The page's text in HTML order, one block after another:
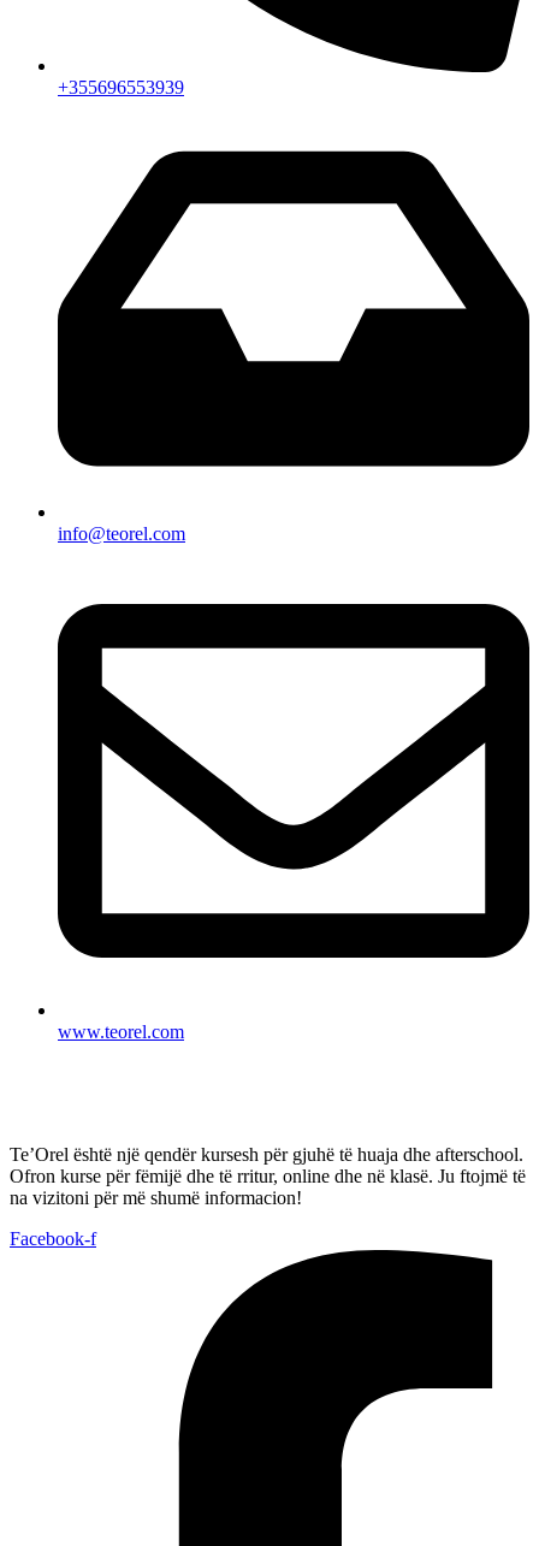
+355696553939
info@teorel.com
www.teorel.com
Te’Orel është një qendër kursesh për gjuhë të huaja dhe afterschool.
Ofron kurse për fëmijë dhe të rritur, online dhe në klasë. Ju ftojmë të
na vizitoni për më shumë informacion!
Facebook-f